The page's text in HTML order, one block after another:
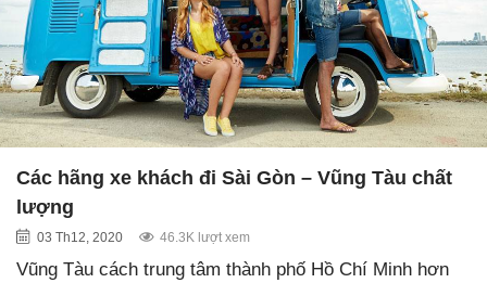
Các hãng xe khách đi Sài Gòn – Vũng Tàu chất
lượng
03 Th12, 2020 46.3K lượt xem
Vũng Tàu cách trung tâm thành phố Hồ Chí Minh hơn